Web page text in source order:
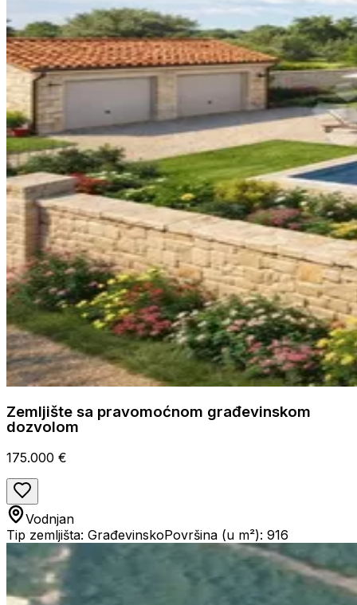
Zemljište sa pravomoćnom građevinskom
dozvolom
175.000 €
Vodnjan
Tip zemljišta: GrađevinskoPovršina (u m²): 916